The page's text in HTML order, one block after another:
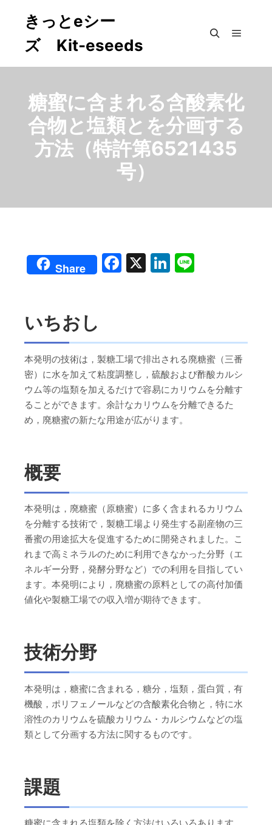
きっとeシー
ズ Kit-eseeds
糖蜜に含まれる含酸素化
合物と塩類とを分画する
方法（特許第6521435
号）
Share Facebook
X LinkedIn
いちおし
本発明の技術は，製糖工場で排出される廃糖蜜（三番
密）に水を加えて粘度調整し，硫酸および酢酸カルシ
ウム等の塩類を加えるだけで容易にカリウムを分離す
ることができます。余計なカリウムを分離できるた
め，廃糖蜜の新たな用途が広がります。
概要
本発明は，廃糖蜜（原糖蜜）に多く含まれるカリウム
を分離する技術で，製糖工場より発生する副産物の三
番蜜の用途拡大を促進するために開発されました。こ
れまで高ミネラルのために利用できなかった分野（エ
ネルギー分野，発酵分野など）での利用を目指してい
ます。本発明により，廃糖蜜の原料としての高付加価
値化や製糖工場での収入増が期待できます。
技術分野
本発明は，糖蜜に含まれる，糖分，塩類，蛋白質，有
機酸，ポリフェノールなどの含酸素化合物と，特に水
溶性のカリウムを硫酸カリウム・カルシウムなどの塩
類として分画する方法に関するものです。
課題